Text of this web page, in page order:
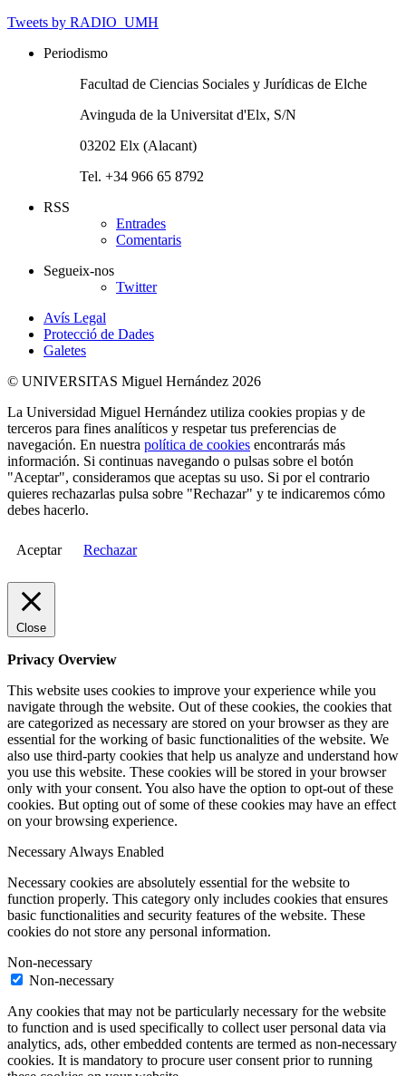
Tweets by RADIO_UMH
Periodismo
Facultad de Ciencias Sociales y Jurídicas de Elche
Avinguda de la Universitat d'Elx, S/N
03202 Elx (Alacant)
Tel. +34 966 65 8792
RSS
Entrades
Comentaris
Segueix-nos
Twitter
Avís Legal
Protecció de Dades
Galetes
© UNIVERSITAS Miguel Hernández 2026
La Universidad Miguel Hernández utiliza cookies propias y de
terceros para fines analíticos y respetar tus preferencias de
navegación. En nuestra política de cookies encontrarás más
información. Si continuas navegando o pulsas sobre el botón
"Aceptar", consideramos que aceptas su uso. Si por el contrario
quieres rechazarlas pulsa sobre "Rechazar" y te indicaremos cómo
debes hacerlo.
Aceptar Rechazar
Close
Privacy Overview
This website uses cookies to improve your experience while you
navigate through the website. Out of these cookies, the cookies that
are categorized as necessary are stored on your browser as they are
essential for the working of basic functionalities of the website. We
also use third-party cookies that help us analyze and understand how
you use this website. These cookies will be stored in your browser
only with your consent. You also have the option to opt-out of these
cookies. But opting out of some of these cookies may have an effect
on your browsing experience.
Necessary Always Enabled
Necessary cookies are absolutely essential for the website to
function properly. This category only includes cookies that ensures
basic functionalities and security features of the website. These
cookies do not store any personal information.
Non-necessary
Non-necessary
Any cookies that may not be particularly necessary for the website
to function and is used specifically to collect user personal data via
analytics, ads, other embedded contents are termed as non-necessary
cookies. It is mandatory to procure user consent prior to running